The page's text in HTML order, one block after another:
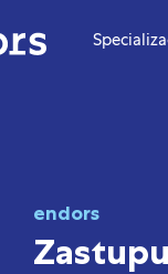
endors